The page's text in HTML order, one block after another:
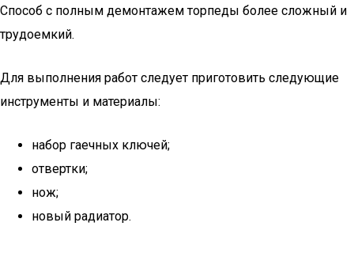
Способ с полным демонтажем торпеды более сложный и
трудоемкий.
Для выполнения работ следует приготовить следующие
инструменты и материалы:
набор гаечных ключей;
отвертки;
нож;
новый радиатор.